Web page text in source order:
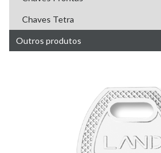
Chaves Tetra
Outros produtos